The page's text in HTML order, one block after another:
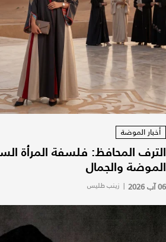
أخبار الموضة
الترف المحافظ: فلسفة المرأة
الموضة والجمال
06 آب 2026 | زينب طليس